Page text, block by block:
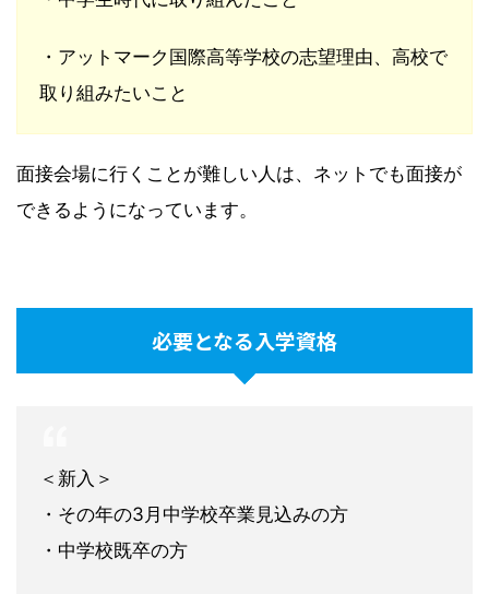
・アットマーク国際高等学校の志望理由、高校で
取り組みたいこと
面接会場に行くことが難しい人は、ネットでも面接が
できるようになっています。
必要となる入学資格
＜新入＞
・その年の3月中学校卒業見込みの方
・中学校既卒の方